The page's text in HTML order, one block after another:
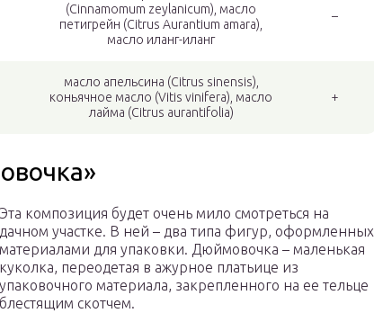
(Cinnamomum zeylanicum), масло
петигрейн (Citrus Aurantium amara),
масло иланг-иланг
–
масло апельсина (Citrus sinensis),
коньячное масло (Vitis vinifera), масло
лайма (Citrus aurantifolia)
+
Эта композиция будет очень мило смотреться на
дачном участке. В ней – два типа фигур, оформленных
материалами для упаковки. Дюймовочка – маленькая
куколка, переодетая в ажурное платьице из
упаковочного материала, закрепленного на ее тельце
блестящим скотчем.